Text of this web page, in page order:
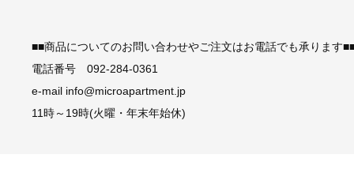
■■商品についてのお問い合わせやご注文はお電話でも承ります
電話番号 092-284-0361
e-mail info@microapartment.jp
11時～19時(火曜・年末年始休)